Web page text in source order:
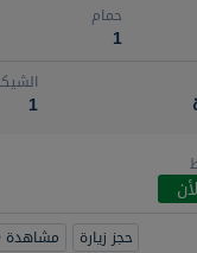
حمام
1
1
حجز زيارة مشاهدة 360